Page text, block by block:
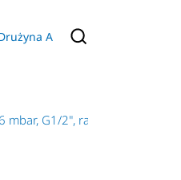
A
G1/2", rad, kl. 1,6